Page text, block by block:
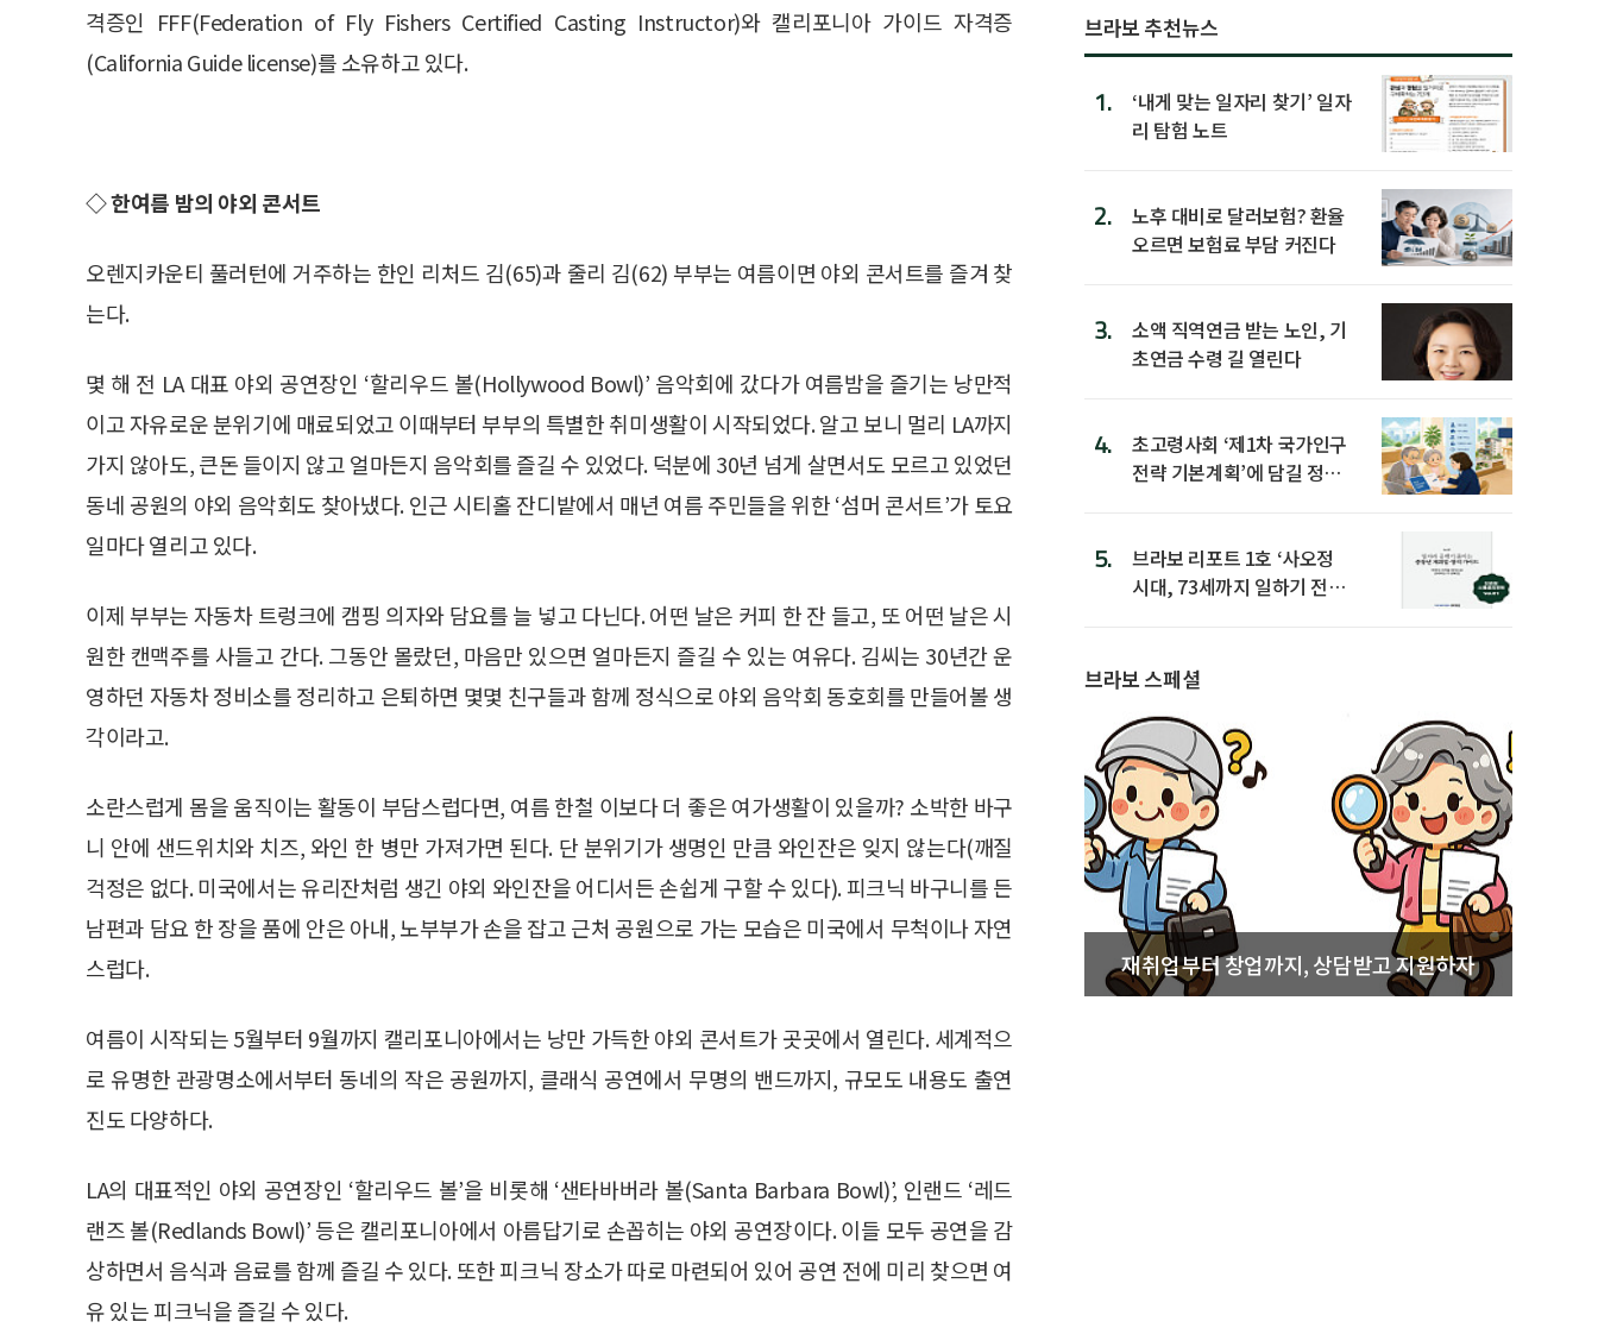
격증인 FFF(Federation of Fly Fishers Certified Casting Instructor)와 캘리포니아 가이드 자격증
(California Guide license)를 소유하고 있다.
◇ 한여름 밤의 야외 콘서트
오렌지카운티 풀러턴에 거주하는 한인 리처드 김(65)과 줄리 김(62) 부부는 여름이면 야외 콘서트를 즐겨 찾
는다.
몇 해 전 LA 대표 야외 공연장인 ‘할리우드 볼(Hollywood Bowl)’ 음악회에 갔다가 여름밤을 즐기는 낭만적
이고 자유로운 분위기에 매료되었고 이때부터 부부의 특별한 취미생활이 시작되었다. 알고 보니 멀리 LA까지
가지 않아도, 큰돈 들이지 않고 얼마든지 음악회를 즐길 수 있었다. 덕분에 30년 넘게 살면서도 모르고 있었던
동네 공원의 야외 음악회도 찾아냈다. 인근 시티홀 잔디밭에서 매년 여름 주민들을 위한 ‘섬머 콘서트’가 토요
일마다 열리고 있다.
이제 부부는 자동차 트렁크에 캠핑 의자와 담요를 늘 넣고 다닌다. 어떤 날은 커피 한 잔 들고, 또 어떤 날은 시
원한 캔맥주를 사들고 간다. 그동안 몰랐던, 마음만 있으면 얼마든지 즐길 수 있는 여유다. 김씨는 30년간 운
영하던 자동차 정비소를 정리하고 은퇴하면 몇몇 친구들과 함께 정식으로 야외 음악회 동호회를 만들어볼 생
각이라고.
소란스럽게 몸을 움직이는 활동이 부담스럽다면, 여름 한철 이보다 더 좋은 여가생활이 있을까? 소박한 바구
니 안에 샌드위치와 치즈, 와인 한 병만 가져가면 된다. 단 분위기가 생명인 만큼 와인잔은 잊지 않는다(깨질
걱정은 없다. 미국에서는 유리잔처럼 생긴 야외 와인잔을 어디서든 손쉽게 구할 수 있다). 피크닉 바구니를 든
남편과 담요 한 장을 품에 안은 아내, 노부부가 손을 잡고 근처 공원으로 가는 모습은 미국에서 무척이나 자연
스럽다.
여름이 시작되는 5월부터 9월까지 캘리포니아에서는 낭만 가득한 야외 콘서트가 곳곳에서 열린다. 세계적으
로 유명한 관광명소에서부터 동네의 작은 공원까지, 클래식 공연에서 무명의 밴드까지, 규모도 내용도 출연
진도 다양하다.
LA의 대표적인 야외 공연장인 ‘할리우드 볼’을 비롯해 ‘샌타바버라 볼(Santa Barbara Bowl)’, 인랜드 ‘레드
랜즈 볼(Redlands Bowl)’ 등은 캘리포니아에서 아름답기로 손꼽히는 야외 공연장이다. 이들 모두 공연을 감
상하면서 음식과 음료를 함께 즐길 수 있다. 또한 피크닉 장소가 따로 마련되어 있어 공연 전에 미리 찾으면 여
유 있는 피크닉을 즐길 수 있다.
브라보 추천뉴스
1.
‘내게 맞는 일자리 찾기’ 일자
리 탐험 노트
2.
노후 대비로 달러보험? 환율
오르면 보험료 부담 커진다
3.
소액 직역연금 받는 노인, 기
초연금 수령 길 열린다
4.
초고령사회 ‘제1차 국가인구
전략 기본계획’에 담길 정책
5.
브라보 리포트 1호 ‘사오정
시대, 73세까지 일하기 전략’
브라보 스페셜
재취업부터 창업까지, 상담받고 지원하자